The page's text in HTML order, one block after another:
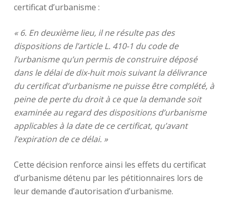
certificat d’urbanisme :
« 6. En deuxième lieu, il ne résulte pas des
dispositions de l’article L. 410-1 du code de
l’urbanisme qu’un permis de construire déposé
dans le délai de dix-huit mois suivant la délivrance
du certificat d’urbanisme ne puisse être complété, à
peine de perte du droit à ce que la demande soit
examinée au regard des dispositions d’urbanisme
applicables à la date de ce certificat, qu’avant
l’expiration de ce délai. »
Cette décision renforce ainsi les effets du certificat
d’urbanisme détenu par les pétitionnaires lors de
leur demande d’autorisation d’urbanisme.